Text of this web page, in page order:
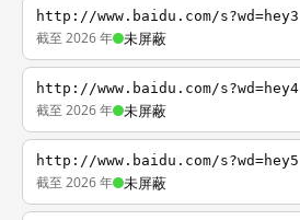
http://www.baidu.com/s?wd=hey3
截至 2026 年 未屏蔽
http://www.baidu.com/s?wd=hey4
截至 2026 年 未屏蔽
http://www.baidu.com/s?wd=hey5
截至 2026 年 未屏蔽